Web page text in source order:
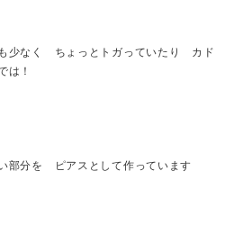
少なく ちょっとトガっていたり カド
は！
部分を ピアスとして作っています